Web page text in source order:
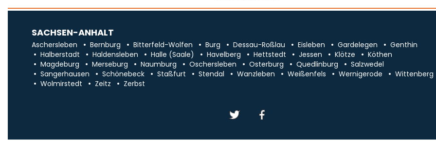
SACHSEN-ANHALT
Aschersleben Bernburg Bitterfeld-Wolfen Burg Dessau-Roßlau Eisleben Gardelegen
Genthin
Halberstadt
Haldensleben Halle (Saale) Havelberg Hettstedt Jessen Klötze
Köthen
Magdeburg
Merseburg Naumburg Oschersleben Osterburg Quedlinburg
Salzwedel
Sangerhausen
Schönebeck Staßfurt Stendal Wanzleben Weißenfels Wernigerode
Wittenberg
Wolmirstedt
Zeitz Zerbst